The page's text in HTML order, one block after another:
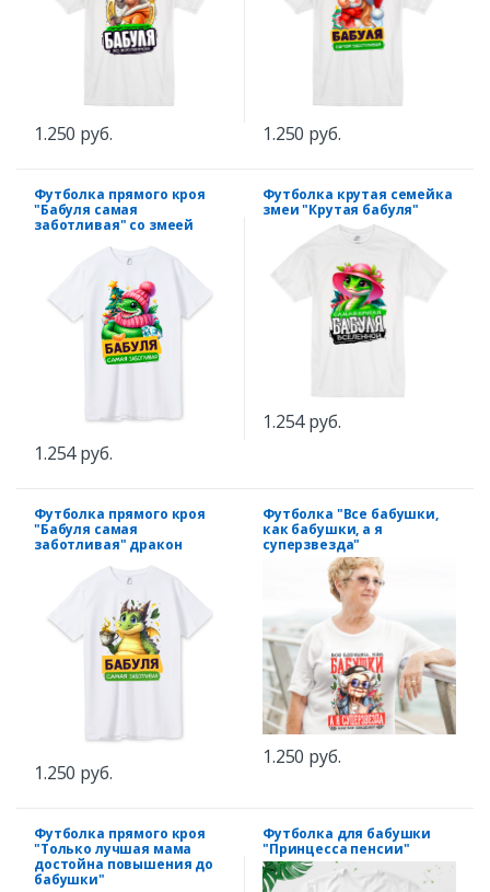
1.250 руб. 1.250 руб.
Футболка прямого кроя
"Бабуля самая
заботливая" со змеей
1.254 руб.
Футболка крутая семейка
змеи "Крутая бабуля"
1.254 руб.
Футболка прямого кроя
"Бабуля самая
заботливая" дракон
1.250 руб.
Футболка "Все бабушки,
как бабушки, а я
суперзвезда"
1.250 руб.
Футболка прямого кроя
"Только лучшая мама
достойна повышения до
бабушки"
Футболка для бабушки
"Принцесса пенсии"